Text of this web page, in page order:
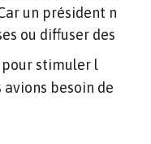
un président n
ou diffuser des
pour stimuler l
avions besoin de